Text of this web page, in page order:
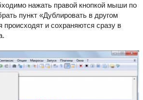
нажать правой кнопкой мыши по
пункт «Дублировать в другом
происходят и сохраняются сразу в